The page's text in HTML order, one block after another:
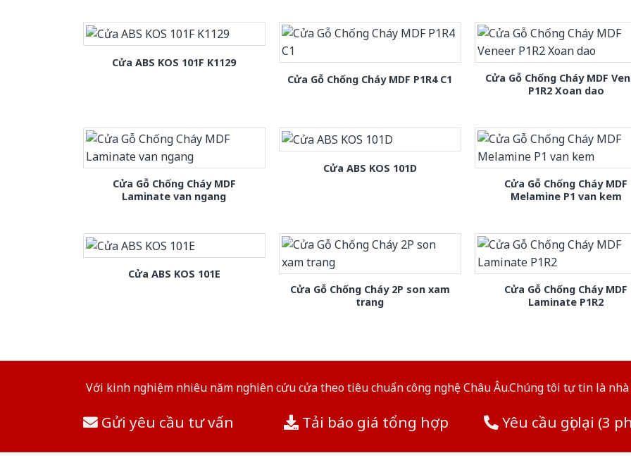
Cửa ABS KOS 101F K1129
Cửa Gỗ Chống Cháy MDF P1R4 C1
Cửa Gỗ Chống Cháy MDF
P1R2 Xoan dao
Cửa Gỗ Chống Cháy MDF
Laminate van ngang
Cửa ABS KOS 101D
Cửa Gỗ Chống Cháy MDF
Melamine P1 van kem
Cửa ABS KOS 101E
Cửa Gỗ Chống Cháy 2P son xam
trang
Cửa Gỗ Chống Cháy MDF
Laminate P1R2
Với kinh nghiệm nhiêu năm nghiên cứu cửa theo tiêu chuẩn công nghệ Châu Âu.Chúng tôi tự tin là
Gửi yêu cầu tư vấn Tải báo giá tổng hợp Yêu cầu gọi lại (3